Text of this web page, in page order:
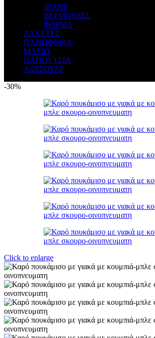
JEANS
ΒΕΡΜΟΥΔΕΣ
ΦΟΡΜΑ
ΖΑΚΕΤΕΣ
ΠΑΝΩΦΟΡΙΑ
ΜΑΓΙΟ
ΠΑΠΟΥΤΣΙΑ
ΑΞΕΣΟΥΑΡ
-30%
Click to enlarge